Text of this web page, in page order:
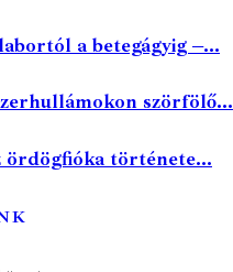
a betegágyig –...
szörfölő...
ördögfióka története...